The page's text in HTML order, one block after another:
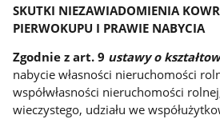
SKUTKI NIEZAWIADOMIENIA
PIERWOKUPU I PRAWIE NABYCIA
Zgodnie z art. 9 ustawy o
nabycie własności nieruchomości
współwłasności nieruchomości
wieczystego, udziału we